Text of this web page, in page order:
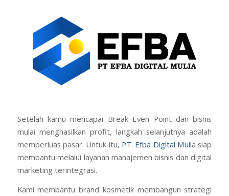
Setelah kamu mencapai Break Even Point dan bisnis
mulai menghasilkan profit, langkah selanjutnya adalah
memperluas pasar. Untuk itu, PT. Efba Digital Mulia siap
membantu melalui layanan manajemen bisnis dan digital
marketing terintegrasi.
Kami membantu brand kosmetik membangun strategi